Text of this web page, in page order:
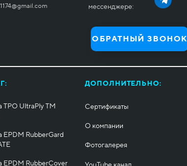
мессенджере:
ОБРАТНЫЙ ЗВОНОК
TPO UltraPly ТМ
EPDM RubberGard
EPDM RubberCover
ДОПОЛНИТЕЛЬНО:
Сертификаты
О компании
Фотогалерея
YouTube канал